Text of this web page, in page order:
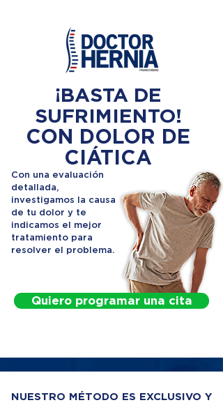
¡BASTA DE
SUFRIMIENTO!
CON DOLOR DE
CIÁTICA
Con una evaluación
detallada,
investigamos la causa
de tu dolor y te
indicamos el mejor
tratamiento para
resolver el problema.
Quiero programar una cita
NUESTRO MÉTODO ES EXCLUSIVO Y